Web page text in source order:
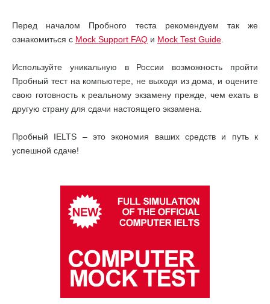
Перед началом Пробного теста рекомендуем так же
ознакомиться с Mock Support FAQ и Mock Test Guide
Используйте уникальную в России возможность пройти
Пробный тест на компьютере, не выходя из дома, и оцените
свою готовность к реальному экзамену прежде, чем ехать в
другую страну для сдачи настоящего экзамена.
Пробный IELTS – это экономия ваших средств и путь к
успешной сдаче!